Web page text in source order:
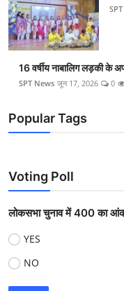
16 वर्षीय नाबालिग लड़की के
SPT News जून 17, 2026 0
Popular Tags
Voting Poll
लोकसभा चुनाव में 400 का
YES
NO